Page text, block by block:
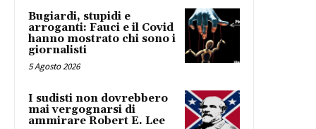
Bugiardi, stupidi e
arroganti: Fauci e il Covid
hanno mostrato chi sono i
giornalisti
5 Agosto 2026
I sudisti non dovrebbero
mai vergognarsi di
ammirare Robert E. Lee